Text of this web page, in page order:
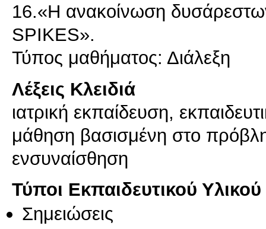
16.«Η ανακοίνωση
SPIKES».
Λέξεις Κλειδιά
ιατρική εκπαίδευση,
μάθηση βασισμένη στο
ενσυναίσθηση
Τύποι Εκπαιδευτικού Υλικού
Σημειώσεις